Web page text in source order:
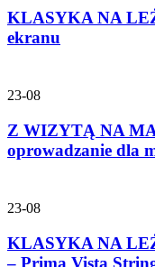
KLASYKA NA
ekranu
23-08
Z WIZYTĄ NA
oprowadzanie dla
23-08
KLASYKA NA
– Prima Vista